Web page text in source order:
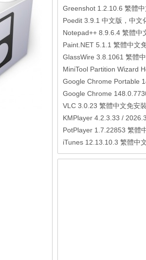
Poedit 3.9.1 中文版，中文